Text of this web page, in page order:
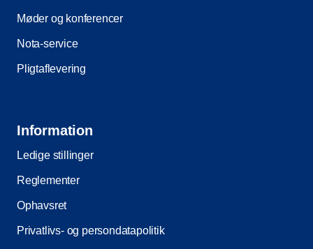
Møder og konferencer
Nota-service
Pligtaflevering
Information
Ledige stillinger
Reglementer
Ophavsret
Privatlivs- og persondatapolitik